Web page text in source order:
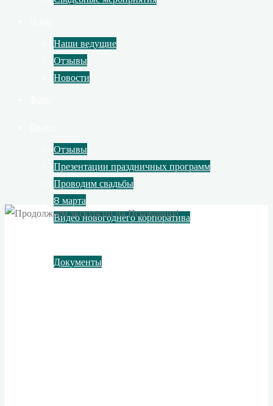
Наши ведущие
Отзывы
Новости
Отзывы
Презентации праздничных программ
Проводим свадьбы
8 марта
Видео новогоднего корпоратива
Документы